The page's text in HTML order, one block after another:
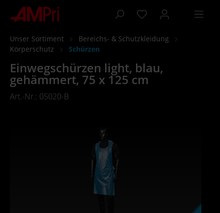
springen
Unser Sortiment
Bereichs- & Schutzkleidung
Körperschutz
Schürzen
Einwegschürzen light, blau,
gehämmert, 75 x 125 cm
Art.-Nr.: 05020-B